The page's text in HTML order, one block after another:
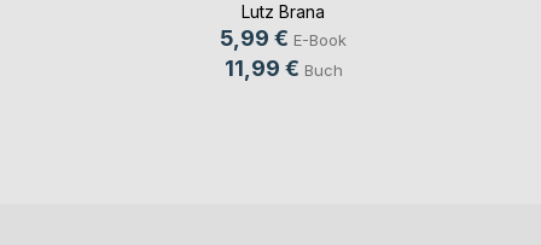
Lutz Brana
5,99 € E-Book
11,99 € Buch